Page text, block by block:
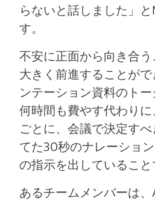
らないと話しました」
す。
不安に正面から向き合
大きく前進することが
ンテーション資料のト
何時間も費やす代わり
ごとに、会議で決定す
てた30秒のナレーショ
の指示を出していること
あるチームメンバーは